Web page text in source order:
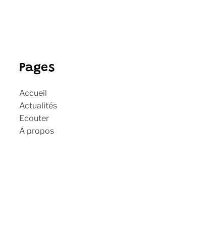
Pages
Accueil
Actualités
Ecouter
A propos